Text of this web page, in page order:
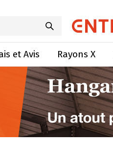
et Avis Rayons X